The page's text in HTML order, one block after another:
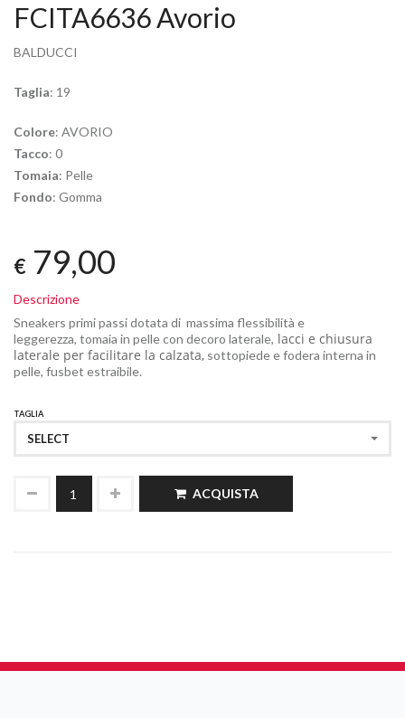
FCITA6636 Avorio
BALDUCCI
Taglia: 19
Colore: AVORIO
Tacco: 0
Tomaia: Pelle
Fondo: Gomma
€ 79,00
Descrizione
Sneakers primi passi dotata di massima flessibilità e
leggerezza, tomaia in pelle con decoro laterale, lacci e chiusura
laterale per facilitare la calzata, sottopiede e fodera interna in
pelle, fusbet estraibile.
TAGLIA
SELECT
ACQUISTA